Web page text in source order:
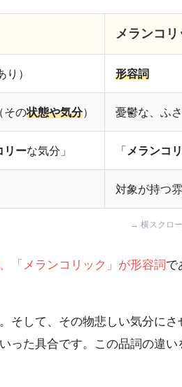
メランコ
） 形容詞
その状態や気分） 憂鬱な、ふ
リーな気分」 「 メランコ
対象が持つ
「メランコリック」が形容詞で
そして、その物悲しい気分にさ
った具合です。この品詞の違い